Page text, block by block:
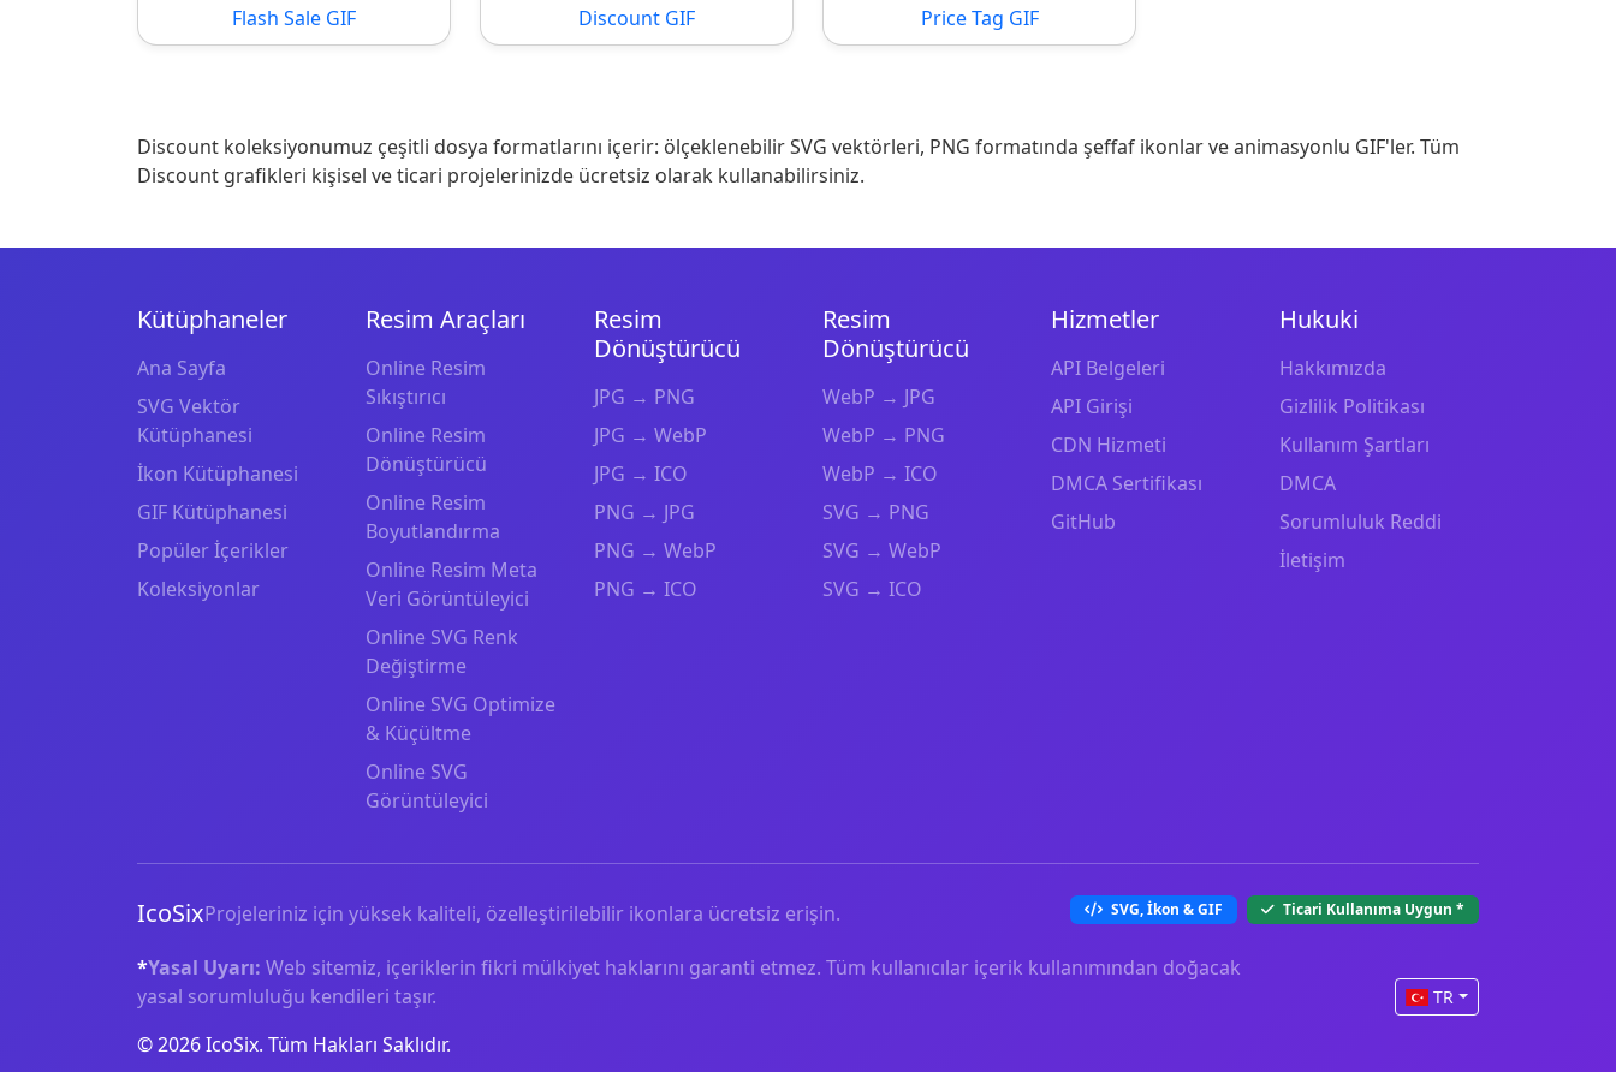
Flash Sale GIF Discount GIF Price Tag GIF
Discount koleksiyonumuz çeşitli dosya formatlarını içerir: ölçeklenebilir SVG vektörleri, PNG formatında şeffaf ikonlar ve animasyonlu GIF'ler. Tüm
Discount grafikleri kişisel ve ticari projelerinizde ücretsiz olarak kullanabilirsiniz.
Kütüphaneler
Ana Sayfa
SVG Vektör
Kütüphanesi
İkon Kütüphanesi
GIF Kütüphanesi
Popüler İçerikler
Koleksiyonlar
Resim Araçları
Online Resim
Sıkıştırıcı
Online Resim
Dönüştürücü
Online Resim
Boyutlandırma
Online Resim Meta
Veri Görüntüleyici
Online SVG Renk
Değiştirme
Online SVG Optimize
& Küçültme
Online SVG
Görüntüleyici
Resim
Dönüştürücü
JPG → PNG
JPG → WebP
JPG → ICO
PNG → JPG
PNG → WebP
PNG → ICO
Resim
Dönüştürücü
WebP → JPG
WebP → PNG
WebP → ICO
SVG → PNG
SVG → WebP
SVG → ICO
Hizmetler
API Belgeleri
API Girişi
CDN Hizmeti
DMCA Sertifikası
GitHub
Hukuki
Hakkımızda
Gizlilik Politikası
Kullanım Şartları
DMCA
Sorumluluk Reddi
İletişim
IcoSixProjeleriniz için yüksek kaliteli, özelleştirilebilir ikonlara ücretsiz erişin. SVG, İkon & GIF Ticari Kullanıma Uygun *
*Yasal Uyarı: Web sitemiz, içeriklerin fikri mülkiyet haklarını garanti etmez. Tüm kullanıcılar içerik kullanımından doğacak
yasal sorumluluğu kendileri taşır.
© 2026 IcoSix. Tüm Hakları Saklıdır.
TR